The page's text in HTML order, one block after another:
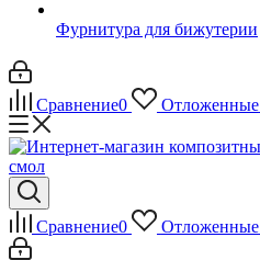
Фурнитура для бижутерии
Сравнение0 Отложенные
Сравнение0 Отложенные